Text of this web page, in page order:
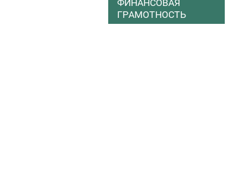
ФИНАНСОВАЯ
ГРАМОТНОСТЬ